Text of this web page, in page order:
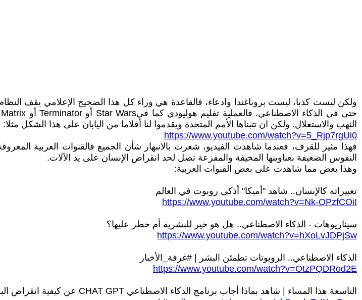
ولكن ليست كذبا، ليست بروباغندا وادعاء، فالقاعدة هي وراء كل هذا الضجيج الإعلامي يقف
النهب والاستغلال. ولكن ان تتبناها الأمم المتحدة ويقدموا لنا أفلاما من اليابان على هذا الشكل مثلا:
https://www.youtube.com/watch?v=5_Rjp7rgUi0
فهذا مثير للقرف، فعندما شاهدت الفيديو، شعرت بالانبهار شأن الجميع فالقنوات العربية
النفوس الضعيفة بعناوينها المخيفة والمفزعة تصل لحد انقراض الإنسان على يد الآلات.
وهذا بعض مما شاهدت على بعض القنوات العربية:
تعبيراته كالإنسان.. شاهد "أميكا" أذكى روبوت في العالم
https://www.youtube.com/watch?v=Nk-OPzfCOiI
سيناريوهات - الذكاء الاصطناعي.. هل هو خير للبشرية أم خطر عليها؟
https://www.youtube.com/watch?v=hXoLvJDPjSw
الذكاء الاصطناعي.. الروبوتات تطمئن البشر | #غرفة_الأخبار
https://www.youtube.com/watch?v=OtzPQDRod2E
التاسعة هذا المساء | شاهد بماذا أجاب برنامج الذكاء الاصطناعي CHAT GPT عن كيفية انقراض البشرية